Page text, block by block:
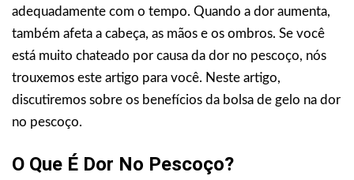
adequadamente com o tempo. Quando a dor aumenta,
também afeta a cabeça, as mãos e os ombros. Se você
está muito chateado por causa da dor no pescoço, nós
trouxemos este artigo para você. Neste artigo,
discutiremos sobre os benefícios da bolsa de gelo na dor
no pescoço.
O Que É Dor No Pescoço?